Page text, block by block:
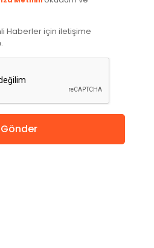
Haberler için iletişime
Gönder